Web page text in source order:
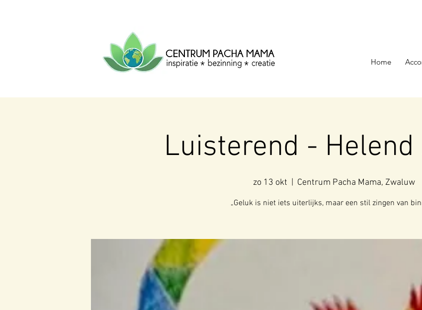
CENTRUM
PACHA
MAMA Centrum voor inspiratie, bezinning &
creatie.
Home
Luisterend - Helend
zo 13 okt Centrum Pacha Mama, Zwaluw
„Geluk is niet iets uiterlijks, maar een stil zingen van